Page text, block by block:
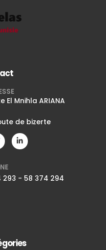
El Mnihla ARIANA
de bizerte
293 - 58 374 294